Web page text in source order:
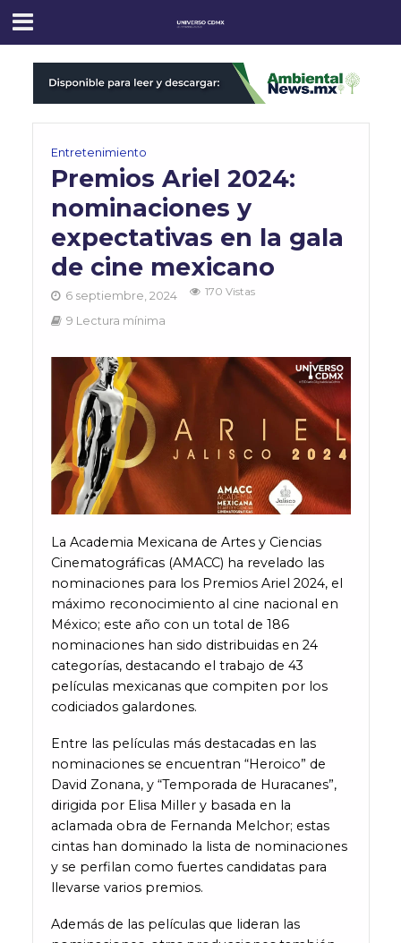
Entretenimiento
Premios Ariel 2024:
nominaciones y
expectativas en la gala
de cine mexicano
6 septiembre, 2024 170 Vistas
9 Lectura mínima
La Academia Mexicana de Artes y Ciencias
Cinematográficas (AMACC) ha revelado las
nominaciones para los Premios Ariel 2024, el
máximo reconocimiento al cine nacional en
México; este año con un total de 186
nominaciones han sido distribuidas en 24
categorías, destacando el trabajo de 43
películas mexicanas que compiten por los
codiciados galardones.
Entre las películas más destacadas en las
nominaciones se encuentran “Heroico” de
David Zonana, y “Temporada de Huracanes”,
dirigida por Elisa Miller y basada en la
aclamada obra de Fernanda Melchor; estas
cintas han dominado la lista de nominaciones
y se perfilan como fuertes candidatas para
llevarse varios premios.
Además de las películas que lideran las